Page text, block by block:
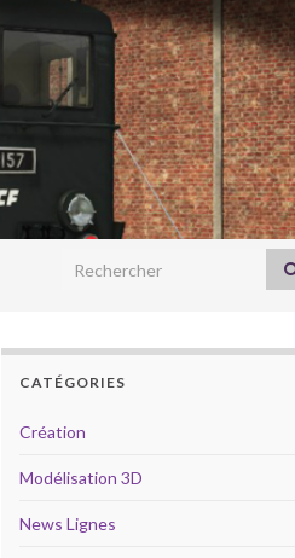
Search for:
CATÉGORIES
Création
Modélisation 3D
News Lignes